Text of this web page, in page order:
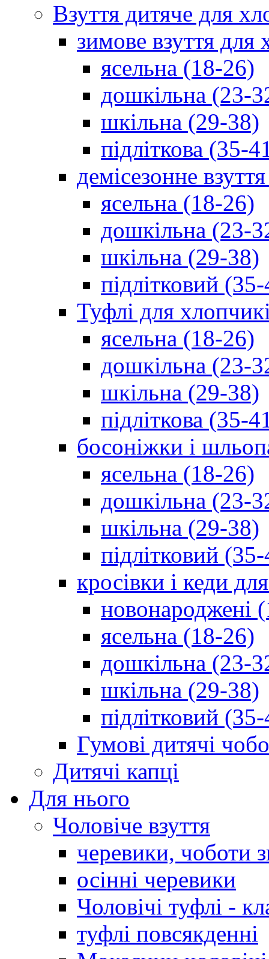
Взуття дитяче для
зимове взуття для
ясельна (18-26)
дошкільна (23-
шкільна (29-38)
підліткова (35-
демісезонне
ясельна (18-26)
дошкільна (23-
шкільна (29-38)
підлітковий
Туфлі для
ясельна (18-26)
дошкільна (23-
шкільна (29-38)
підліткова (35-
босоніжки і
ясельна (18-26)
дошкільна (23-
шкільна (29-38)
підлітковий
кросівки і кеди
новонароджені
ясельна (18-26)
дошкільна (23-
шкільна (29-38)
підлітковий
Гумові дитячі
Дитячі капці
Для нього
Чоловіче взуття
черевики, чоботи
осінні черевики
Чоловічі туфлі -
туфлі повсякденні